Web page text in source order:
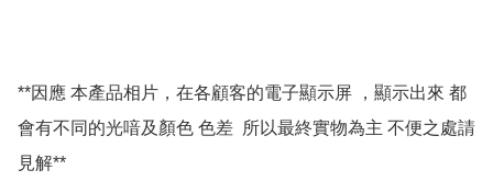
**因應 本產品相片，在各顧客的電子顯示屏 ，顯示出來 都
會有不同的光喑及顏色 色差  所以最終實物為主 不便之處請
見解**